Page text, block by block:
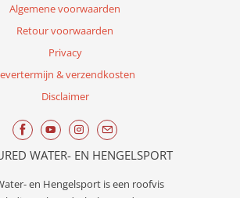
Algemene voorwaarden
Retour voorwaarden
Privacy
& verzendkosten
Disclaimer
WATER- EN HENGELSPORT
en Hengelsport is een roofvis